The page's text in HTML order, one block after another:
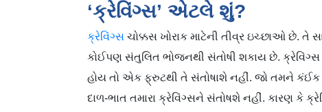
‘ક્રેવિંગ્સ’ એટલે શું?
ક્રેવિંગ્સ ચોક્કસ ખોરાક માટેની તીવ્ર ઇચ્છાઓ છે.
કોઈપણ સંતુલિત ભોજનથી સંતોષી શકાય છે.
હોય તો એક ફ્રુટથી તે સંતોષાશે નહીં. જો તમને કંઈક
દાળ-ભાત તમારા ક્રેવિંગ્સને સંતોષશે નહીં. કારણ કે